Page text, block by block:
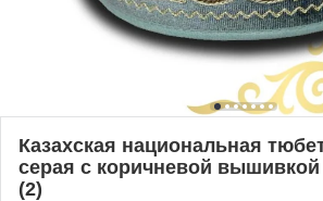
Казахская национальная
серая с коричневой
(2)